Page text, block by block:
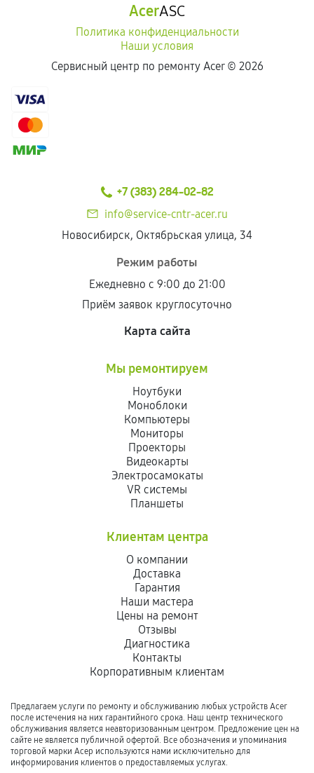
AcerASC
Политика конфиденциальности
Наши условия
Сервисный центр по ремонту Acer © 2026
+7 (383) 284-02-82
info@service-cntr-acer.ru
Новосибирск, Октябрьская улица, 34
Режим работы
Ежедневно с 9:00 до 21:00
Приём заявок круглосуточно
Карта сайта
Мы ремонтируем
Ноутбуки
Моноблоки
Компьютеры
Мониторы
Проекторы
Видеокарты
Электросамокаты
VR системы
Планшеты
Клиентам центра
О компании
Доставка
Гарантия
Наши мастера
Цены на ремонт
Отзывы
Диагностика
Контакты
Корпоративным клиентам
Предлагаем услуги по ремонту и обслуживанию любых устройств Acer
после истечения на них гарантийного срока. Наш центр технического
обслуживания является неавторизованным центром. Предложение цен на
сайте не является публичной офертой. Все обозначения и упоминания
торговой марки Асер используются нами исключительно для
информирования клиентов о предоставляемых услугах.